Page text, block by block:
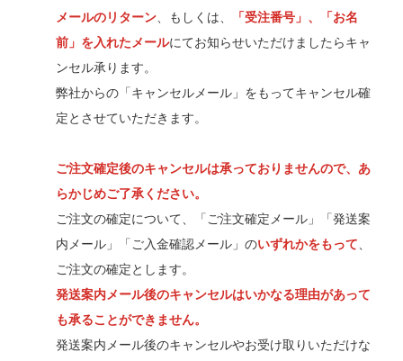
メールのリターン 、もしくは、
「受注番号」、「お名
前」を入れたメールにてお知らせいただけましたらキャ
ンセル承ります。
弊社からの「キャンセルメール」をもってキャンセル確
定とさせていただきます。
ご注文確定後のキャンセルは承っておりませんので、あ
らかじめご了承ください。
ご注文の確定について、「ご注文確定メール」「発送案
内メール」「ご入金確認メール」のいずれかをもって
ご注文の確定とします。
発送案内メール後のキャンセルはいかなる理由があって
も承ることができません。
発送案内メール後のキャンセルやお受け取りいただけな